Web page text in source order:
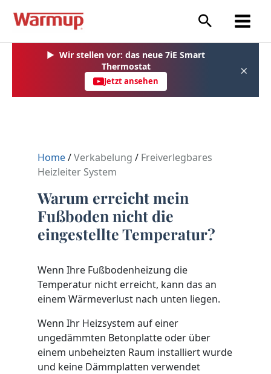
Inhalt
▶ Wir stellen vor: das neue 7iE Smart
Thermostat
Jetzt ansehen
×
Home/Verkabelung / Freiverlegbares
Heizleiter System
Warum erreicht mein
Fußboden nicht die
eingestellte Temperatur?
Wenn Ihre Fußbodenheizung die
Temperatur nicht erreicht, kann das an
einem Wärmeverlust nach unten liegen.
Wenn Ihr Heizsystem auf einer
ungedämmten Betonplatte oder über
einem unbeheizten Raum installiert wurde
und keine Dämmplatten verwendet